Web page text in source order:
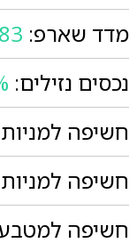
מדד שארפ:
נכסים נזילים:
חשיפה
חשיפה
חשיפה